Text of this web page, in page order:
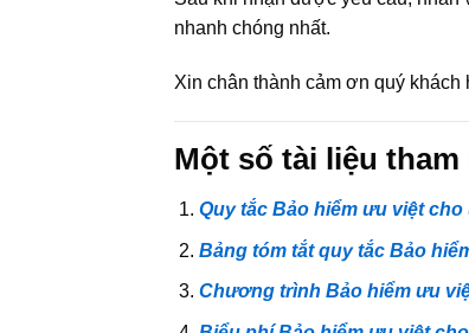
nhanh chóng nhất.
Xin chân thành cảm ơn quý khách
Một số tài liệu tham
Quy tắc Bảo hiểm ưu việt
Bảng tóm tắt quy tắc Bảo
Chương trình Bảo hiểm ưu